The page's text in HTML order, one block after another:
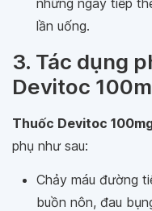
những ngày tiếp
lần uống.
3. Tác dụng
Devitoc
Thuốc Devitoc
phụ như sau:
Chảy máu đường
buồn nôn, đau